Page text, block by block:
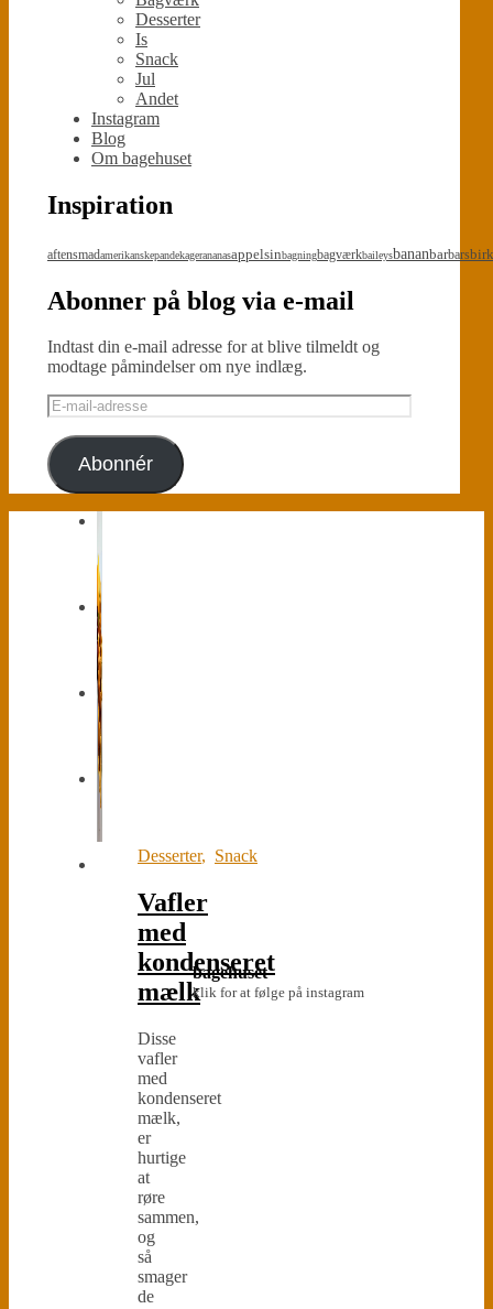
Desserter
Is
Snack
Jul
Andet
Instagram
Blog
Om bagehuset
Inspiration
aftensmadamerikanskepandekagerananasappelsinbagningbagværkbaileysbananbarbars
Abonner på blog via e-mail
Indtast din e-mail adresse for at blive tilmeldt og
modtage påmindelser om nye indlæg.
E-
mail-
adresse
Abonnér
Desserter, Snack
Vafler
med
kondenseret
mælk
Disse
vafler
med
kondenseret
mælk,
er
hurtige
at
røre
sammen,
og
så
smager
de
bagehuset
klik for at følge på instagram